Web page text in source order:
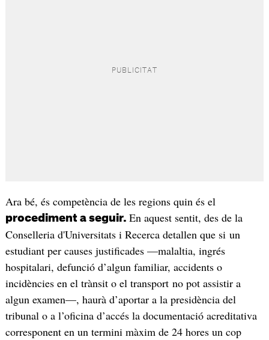
Ara bé, és competència de les regions quin és el
procediment a seguir. En aquest sentit, des de la
Conselleria d'Universitats i Recerca detallen que si un
estudiant per causes justificades —malaltia, ingrés
hospitalari, defunció d’algun familiar, accidents o
incidències en el trànsit o el transport no pot assistir a
algun examen—, haurà d’aportar a la presidència del
tribunal o a l’oficina d’accés la documentació acreditativa
corresponent en un termini màxim de 24 hores un cop